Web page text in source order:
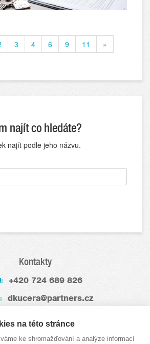
3 4 6 9 11 »
najít co hledáte?
najít podle jeho názvu.
Kontakty
+420 724 689 826
dkucera@partners.cz
Zkušenosti
na této stránce
ke shromažďování a analýze informací